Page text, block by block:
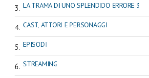
LA TRAMA DI UNO SPLENDIDO ERRORE 3
CAST, ATTORI E PERSONAGGI
EPISODI
STREAMING